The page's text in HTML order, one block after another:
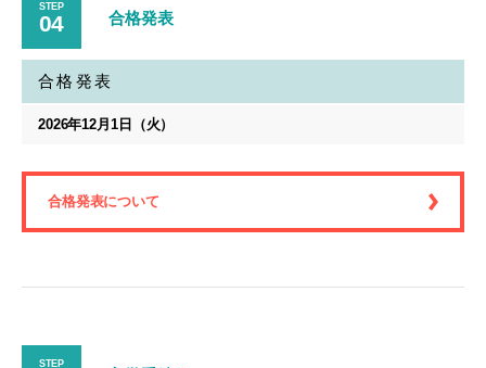
STEP
04 合格発表
合格発表
2026年12月1日（火）
合格発表について
STEP